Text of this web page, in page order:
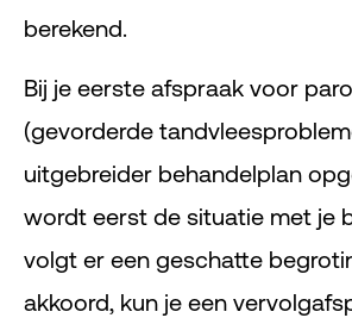
berekend.
Bij je eerste afspraak voor
(gevorderde
uitgebreider behandelplan
wordt eerst de situatie met je
volgt er een geschatte
akkoord, kun je een